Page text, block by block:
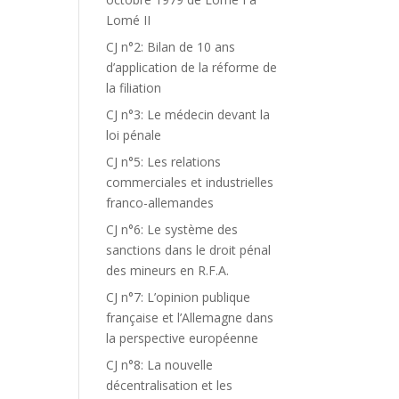
Lomé II
CJ n°2: Bilan de 10 ans
d’application de la réforme de
la filiation
CJ n°3: Le médecin devant la
loi pénale
CJ n°5: Les relations
commerciales et industrielles
franco-allemandes
CJ n°6: Le système des
sanctions dans le droit pénal
des mineurs en R.F.A.
CJ n°7: L’opinion publique
française et l’Allemagne dans
la perspective européenne
CJ n°8: La nouvelle
décentralisation et les